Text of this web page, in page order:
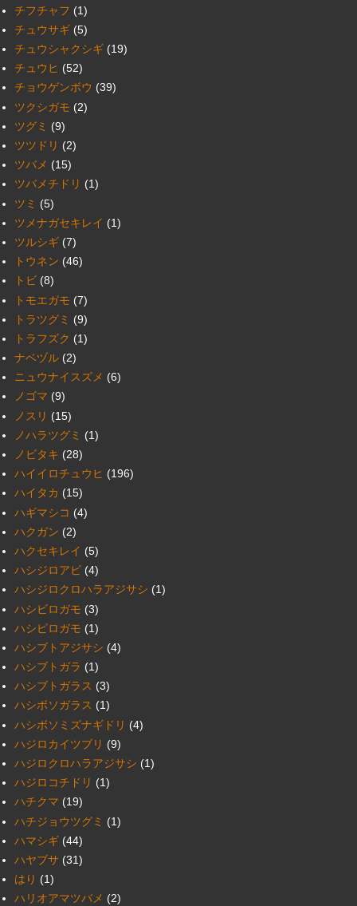
チフチャフ (1)
チュウサギ (5)
チュウシャクシギ (19)
チュウヒ (52)
チョウゲンボウ (39)
ツクシガモ (2)
ツグミ (9)
ツツドリ (2)
ツバメ (15)
ツバメチドリ (1)
ツミ (5)
ツメナガセキレイ (1)
ツルシギ (7)
トウネン (46)
トビ (8)
トモエガモ (7)
トラツグミ (9)
トラフズク (1)
ナベヅル (2)
ニュウナイスズメ (6)
ノゴマ (9)
ノスリ (15)
ノハラツグミ (1)
ノビタキ (28)
ハイイロチュウヒ (196)
ハイタカ (15)
ハギマシコ (4)
ハクガン (2)
ハクセキレイ (5)
ハシジロアビ (4)
ハシジロクロハラアジサシ (1)
ハシビロガモ (3)
ハシピロガモ (1)
ハシブトアジサシ (4)
ハシブトガラ (1)
ハシブトガラス (3)
ハシボソガラス (1)
ハシボソミズナギドリ (4)
ハジロカイツブリ (9)
ハジロクロハラアジサシ (1)
ハジロコチドリ (1)
ハチクマ (19)
ハチジョウツグミ (1)
ハマシギ (44)
ハヤブサ (31)
はり (1)
ハリオアマツバメ (2)